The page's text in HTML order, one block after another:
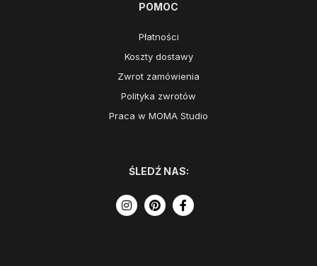
POMOC
Płatności
Koszty dostawy
Zwrot zamówienia
Polityka zwrotów
Praca w MOMA Studio
ŚLEDŹ NAS: